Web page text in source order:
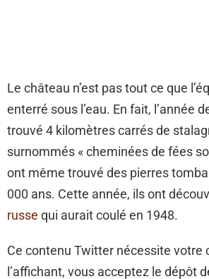
Le château n’est pas tout ce que
enterré sous l’eau. En fait, l’année
trouvé 4 kilomètres carrés de
surnommés « cheminées de fées
ont même trouvé des pierres
000 ans. Cette année, ils ont
russe qui aurait coulé en 1948.
Ce contenu Twitter nécessite votre
l’affichant, vous acceptez le dépôt